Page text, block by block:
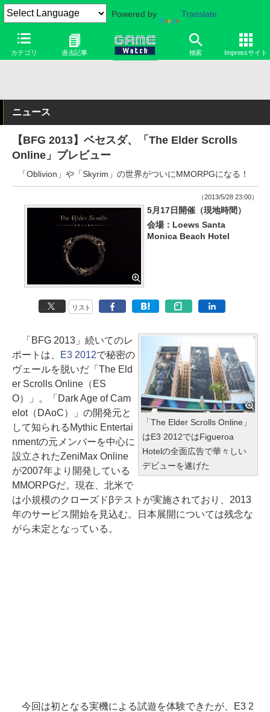
Powered by Translate
カテゴリ 過去記事 検索 Impressサイト
ニュース
【BFG 2013】ベセスダ、「The Elder Scrolls
Online」プレビュー
「Oblivion」や「Skyrim」の世界がついにMMORPGになる！
（2013/5/28 23:00）
5月17日開催（現地時間）
会場：Loews Santa
Monica Beach Hotel
リスト
「The Elder Scrolls Online」
はE3 2012ではFigueroa
Hotelの全面広告で華々しい
デビューを遂げた
「BFG 2013」続いてのレ
ポートは、
E3 2012で秘密の
ヴェールを脱いだ「The Eld
er Scrolls Online（ES
O）」。「Dark Age of Cam
elot（DAoC）」の開発元と
して知られるMythic Entertai
nmentの元メンバーを中心に
設立されたZeniMax Online
が2007年より開発している
MMORPGだ。現在、北米で
は小規模のクローズドβテストが実施されており、2013
年のサービス開始を見込む。日本展開については残念な
がら未定となっている。
今回は初となる実機による試遊を体験できたが、E3 2